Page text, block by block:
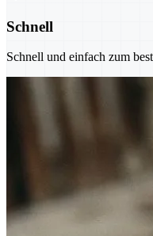
Schnell
Schnell und einfach zum